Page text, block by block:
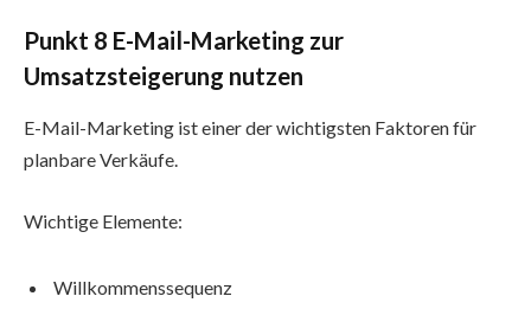
Punkt 8 E-Mail-Marketing zur
Umsatzsteigerung nutzen
E-Mail-Marketing ist einer der wichtigsten Faktoren für
planbare Verkäufe.
Wichtige Elemente:
Willkommenssequenz